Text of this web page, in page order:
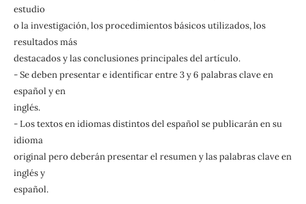
estudio
o la investigación, los procedimientos básicos utilizados, los
resultados más
destacados y las conclusiones principales del artículo.
- Se deben presentar e identificar entre 3 y 6 palabras clave en
español y en
inglés.
- Los textos en idiomas distintos del español se publicarán en su
idioma
original pero deberán presentar el resumen y las palabras clave en
inglés y
español.